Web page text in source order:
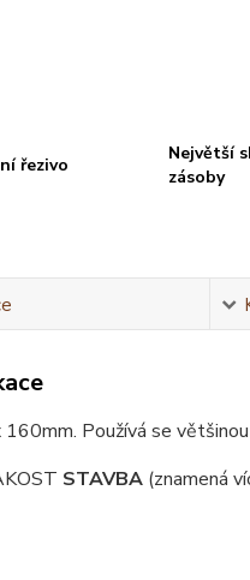
řezivo
Největší
zásoby
Používá se většinou
STAVBA (znamená